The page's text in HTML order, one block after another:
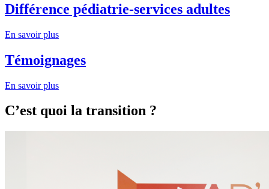
Différence pédiatrie-services adultes
En savoir plus
Témoignages
En savoir plus
C’est quoi la transition ?